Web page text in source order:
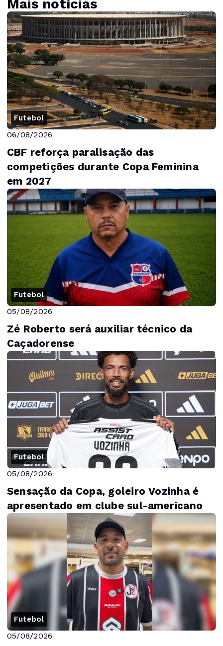
Mais notícias
Futebol
06/08/2026
CBF reforça paralisação das
competições durante Copa Feminina
em 2027
Futebol
05/08/2026
Zé Roberto será auxiliar técnico da
Caçadorense
Futebol
05/08/2026
Sensação da Copa, goleiro Vozinha é
apresentado em clube sul-americano
Futebol
05/08/2026